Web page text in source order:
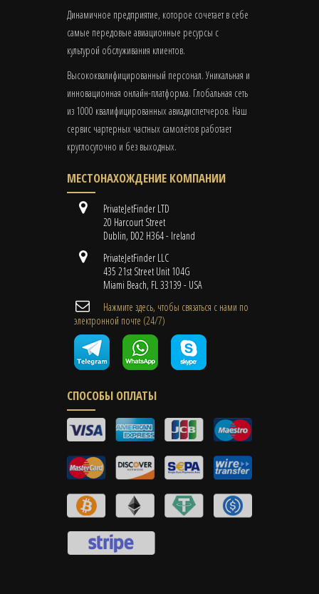
Динамичное предприятие, которое сочетает в себе
самые передовые авиационные ресурсы с
культурой обслуживания клиентов.
Высококвалифицированный персонал. Уникальная и
инновационная онлайн-платформа. Глобальная сеть
из 1000 квалифицированных авиадиспетчеров. Наш
сервис чартерных частных самолётов работает
круглосуточно и без выходных.
МЕСТОНАХОЖДЕНИЕ КОМПАНИИ
PrivateJetFinder LTD
20 Harcourt Street
Dublin, D02 H364 - Ireland
PrivateJetFinder LLC
435 21st Street Unit 104G
Miami Beach, FL 33139 - USA
Нажмите здесь, чтобы связаться с нами по
электронной почте (24/7)
СПОСОБЫ ОПЛАТЫ